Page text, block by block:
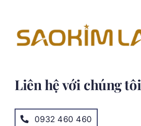
Liên hệ với chúng tôi
0932 460 460